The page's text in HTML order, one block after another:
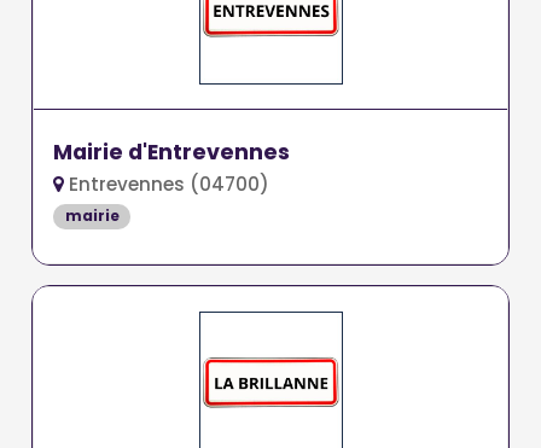
Mairie d'Entrevennes
Entrevennes (04700)
mairie